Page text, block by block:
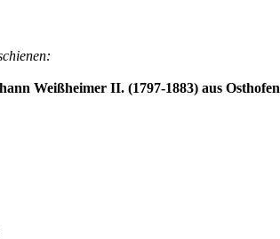
Weißheimer II. (1797-1883) aus Osthofen